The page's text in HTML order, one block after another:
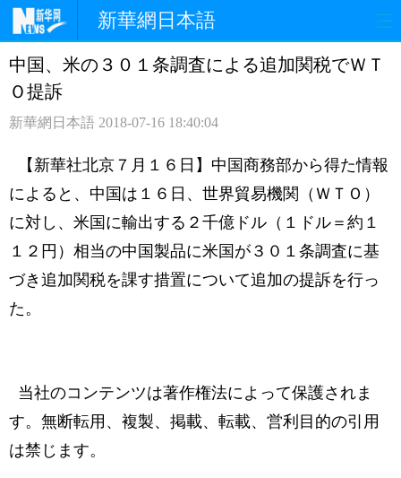
新華網日本語
ホームページ 政治 経済
観光 評論 写真
中日対訳
中国、米の３０１条調査による追加関税でＷＴ
Ｏ提訴
新華網日本語 2018-07-16 18:40:04
【新華社北京７月１６日】中国商務部から得た情報
によると、中国は１６日、世界貿易機関（ＷＴＯ）
に対し、米国に輸出する２千億ドル（１ドル＝約１
１２円）相当の中国製品に米国が３０１条調査に基
づき追加関税を課す措置について追加の提訴を行っ
た。
当社のコンテンツは著作権法によって保護されま
す。無断転用、複製、掲載、転載、営利目的の引用
は禁じます。